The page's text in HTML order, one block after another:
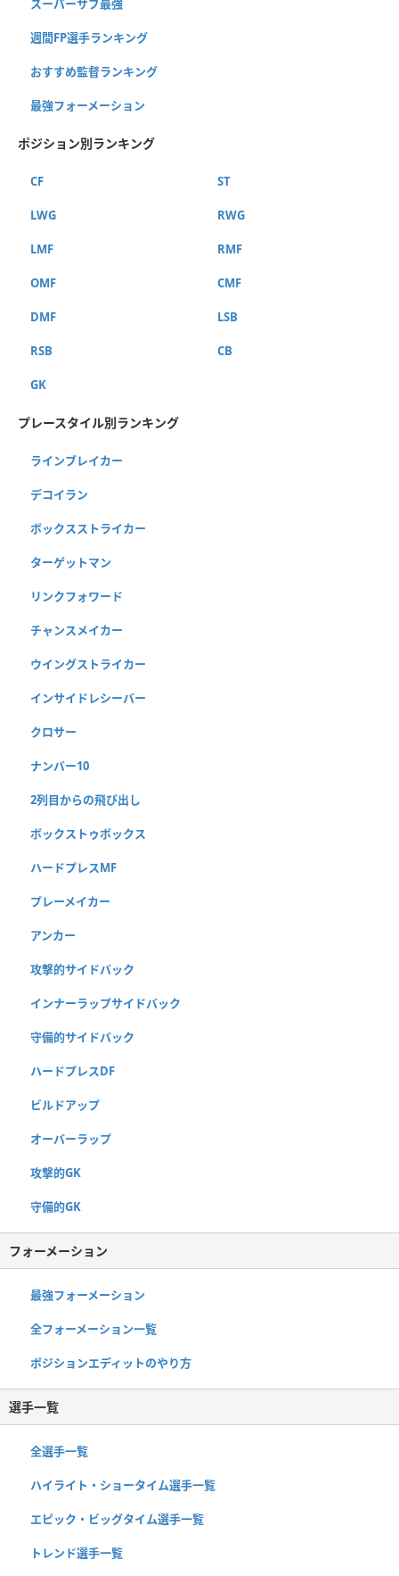
スーパーサブ最強
週間FP選手ランキング
おすすめ監督ランキング
最強フォーメーション
ポジション別ランキング
CF ST
LWG RWG
LMF RMF
OMF CMF
DMF LSB
RSB CB
GK
プレースタイル別ランキング
ラインブレイカー
デコイラン
ボックスストライカー
ターゲットマン
リンクフォワード
チャンスメイカー
ウイングストライカー
インサイドレシーバー
クロサー
ナンバー10
2列目からの飛び出し
ボックストゥボックス
ハードプレスMF
プレーメイカー
アンカー
攻撃的サイドバック
インナーラップサイドバック
守備的サイドバック
ハードプレスDF
ビルドアップ
オーバーラップ
攻撃的GK
守備的GK
フォーメーション
最強フォーメーション
全フォーメーション一覧
ポジションエディットのやり方
選手一覧
全選手一覧
ハイライト・ショータイム選手一覧
エピック・ビッグタイム選手一覧
トレンド選手一覧